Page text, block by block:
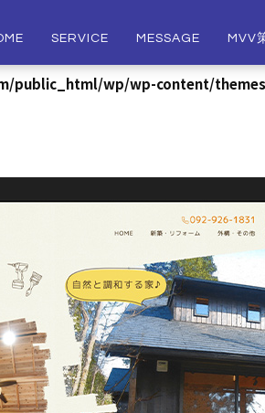
SERVICE MESSAGE MVV
public_html/wp/wp-content/